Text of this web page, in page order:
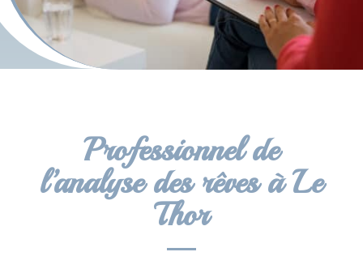
Professionnel de
l’analyse des rêves à Le
Thor